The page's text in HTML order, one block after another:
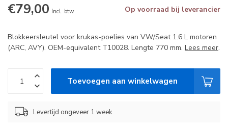
€79,00 Incl. btw Op voorraad bij leverancier
Blokkeersleutel voor krukas-poelies van VW/Seat 1.6 L motoren
(ARC, AVY). OEM-equivalent T10028. Lengte 770 mm. Lees meer.
Toevoegen aan winkelwagen
Levertijd ongeveer 1 week